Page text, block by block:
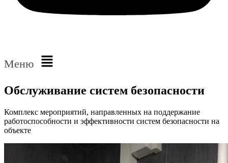
Меню
Обслуживание систем безопасности
Комплекс мероприятий, направленных на поддержание
работоспособности и эффективности систем безопасности на
объекте